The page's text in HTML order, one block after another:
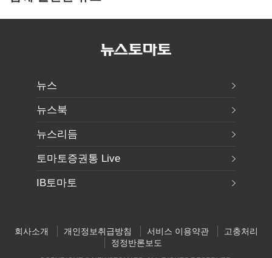
뉴스
뉴스북
뉴스리듬
토마토증권통 Live
IB토마토
회사소개 개인정보취급방침 서비스 이용약관
고충처리
정정반론보도